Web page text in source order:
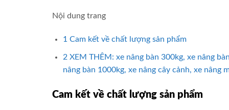
Nội dung trang
1 Cam kết về chất lượng sản phẩm
2 XEM THÊM: xe nâng bàn 300kg, xe nâng
nâng bàn 1000kg, xe nâng cây cảnh, xe nâng
Cam kết về chất lượng sản phẩm